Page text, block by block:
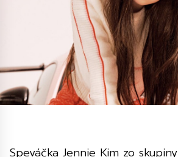
Speváčka Jennie Kim zo